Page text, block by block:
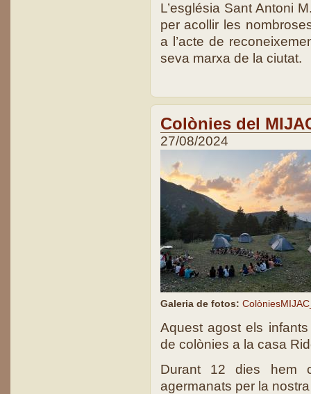
L’església Sant Antoni
per acollir les
a l’acte de
seva marxa de la ciutat.
Colònies del
27/08/2024
Galeria de fotos:
Aquest agost els
de colònies a la casa
Durant 12 dies hem
agermanats per la